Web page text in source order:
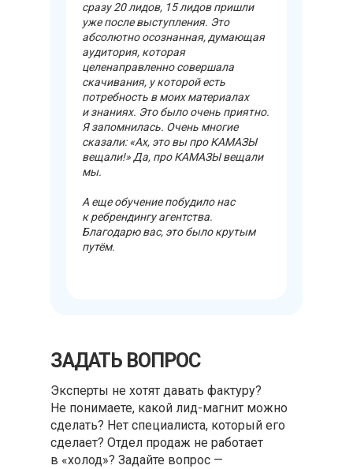
сразу 20 лидов, 15 лидов пришли
уже после выступления. Это
абсолютно осознанная, думающая
аудитория, которая
целенаправленно совершала
скачивания, у которой есть
потребность в моих материалах
и знаниях. Это было очень приятно.
Я запомнилась. Очень многие
сказали: «Ах, это вы про КАМАЗЫ
вещали!» Да, про КАМАЗЫ вещали
мы.
А еще обучение побудило нас
к ребрендингу агентства.
Благодарю вас, это было крутым
путём.
ЗАДАТЬ ВОПРОС
Эксперты не хотят давать фактуру?
Не понимаете, какой лид-магнит можно
сделать? Нет специалиста, который его
сделает? Отдел продаж не работает
в «холод»? Задайте вопрос —